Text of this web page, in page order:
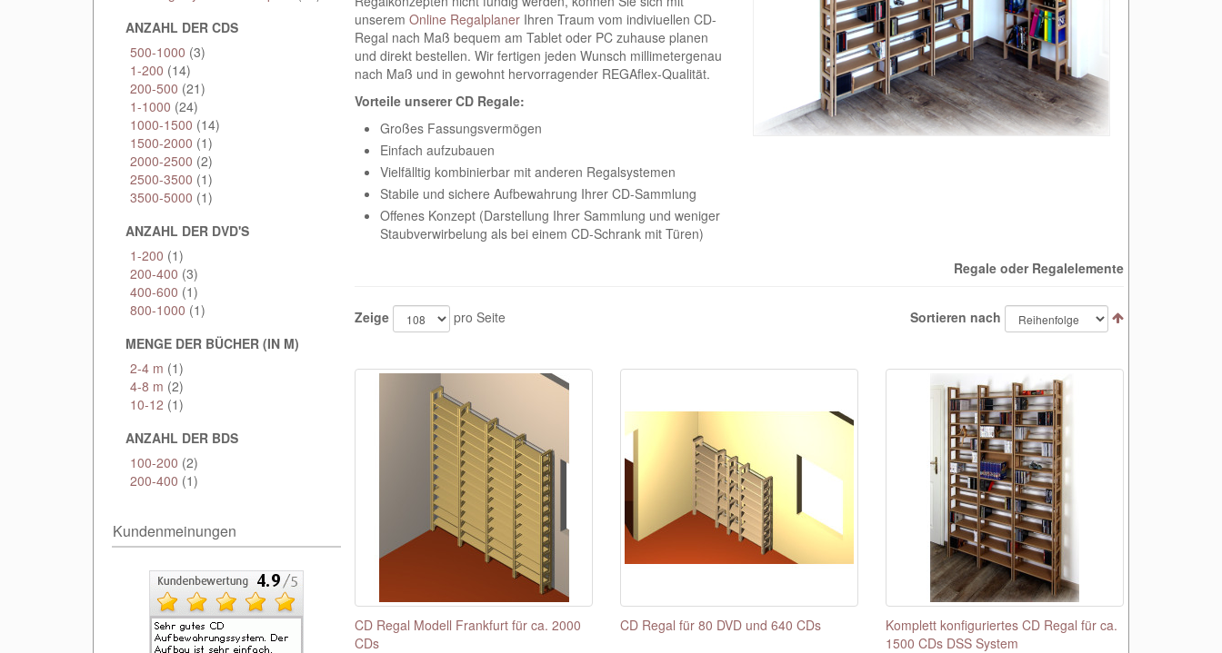
ANZAHL DER CDS
500-1000 (3)
1-200 (14)
200-500 (21)
1-1000 (24)
1000-1500 (14)
1500-2000 (1)
2000-2500 (2)
2500-3500 (1)
3500-5000 (1)
ANZAHL DER DVD'S
1-200 (1)
200-400 (3)
400-600 (1)
800-1000 (1)
MENGE DER BÜCHER (IN M)
2-4 m (1)
4-8 m (2)
10-12 (1)
ANZAHL DER BDS
100-200 (2)
200-400 (1)
Kundenmeinungen
unserem Online Regalplaner Ihren Traum vom indiviuellen CD-
Regal nach Maß bequem am Tablet oder PC zuhause planen
und direkt bestellen. Wir fertigen jeden Wunsch millimetergenau
nach Maß und in gewohnt hervorragender REGAflex-Qualität.
Vorteile unserer CD Regale:
Großes Fassungsvermögen
Einfach aufzubauen
Vielfälltig kombinierbar mit anderen Regalsystemen
Stabile und sichere Aufbewahrung Ihrer CD-Sammlung
Offenes Konzept (Darstellung Ihrer Sammlung und weniger
Staubverwirbelung als bei einem CD-Schrank mit Türen)
Regale oder Regalelemente
Zeige pro Seite Sortieren nach
CD Regal Modell Frankfurt für ca. 2000
CDs
CD Regal für 80 DVD und 640 CDs
Komplett konfiguriertes CD Regal für ca.
1500 CDs DSS System